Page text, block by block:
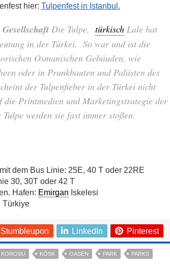
hier: Tulpenfest in Istanbul.
Die Tulpe, türkischLale hat
in der Türkei. So war und ist die
Osmanischen Gebäuden, wie
oder in Prunkbauten und Palästen des
der Tulpenfieber in der Türkei nicht
die Printmedien und Marketingstrategie der
werden sie fast immer stoßen.
dem Bus Linie: 25E, 40 T oder 22RE
30, 30T oder 42 T
Hafen: Emirgan Iskelesi
Türkiye
Stumbleupon LinkedIn Pinterest
KOROSU KÖSK OASEN PARK
PARKS